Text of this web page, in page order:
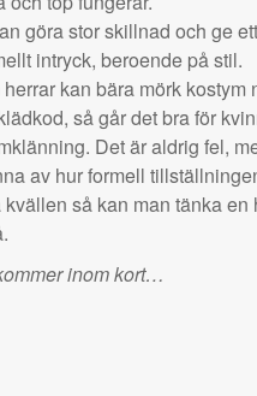
göra stor skillnad och ge
intryck, beroende på stil.
kan bära mörk kostym
så går det bra för
Det är aldrig fel,
av hur formell
kvällen så kan man tänka en
inom kort…